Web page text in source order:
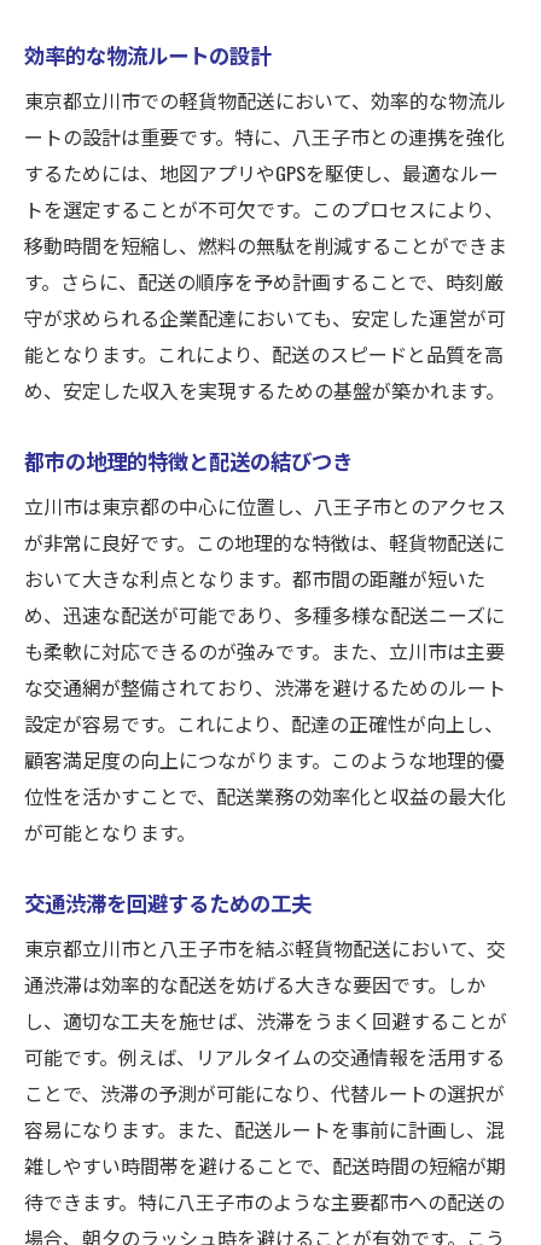
効率的な物流ルートの設計
東京都立川市での軽貨物配送において、効率的な物流ル
ートの設計は重要です。特に、八王子市との連携を強化
するためには、地図アプリやGPSを駆使し、最適なルー
トを選定することが不可欠です。このプロセスにより、
移動時間を短縮し、燃料の無駄を削減することができま
す。さらに、配送の順序を予め計画することで、時刻厳
守が求められる企業配達においても、安定した運営が可
能となります。これにより、配送のスピードと品質を高
め、安定した収入を実現するための基盤が築かれます。
都市の地理的特徴と配送の結びつき
立川市は東京都の中心に位置し、八王子市とのアクセス
が非常に良好です。この地理的な特徴は、軽貨物配送に
おいて大きな利点となります。都市間の距離が短いた
め、迅速な配送が可能であり、多種多様な配送ニーズに
も柔軟に対応できるのが強みです。また、立川市は主要
な交通網が整備されており、渋滞を避けるためのルート
設定が容易です。これにより、配達の正確性が向上し、
顧客満足度の向上につながります。このような地理的優
位性を活かすことで、配送業務の効率化と収益の最大化
が可能となります。
交通渋滞を回避するための工夫
東京都立川市と八王子市を結ぶ軽貨物配送において、交
通渋滞は効率的な配送を妨げる大きな要因です。しか
し、適切な工夫を施せば、渋滞をうまく回避することが
可能です。例えば、リアルタイムの交通情報を活用する
ことで、渋滞の予測が可能になり、代替ルートの選択が
容易になります。また、配送ルートを事前に計画し、混
雑しやすい時間帯を避けることで、配送時間の短縮が期
待できます。特に八王子市のような主要都市への配送の
場合、朝夕のラッシュ時を避けることが有効です。こう